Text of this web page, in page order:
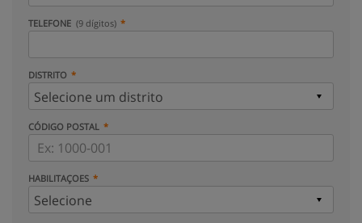
TELEFONE (9 dígitos)
DISTRITO
CÓDIGO POSTAL
HABILITAÇOES